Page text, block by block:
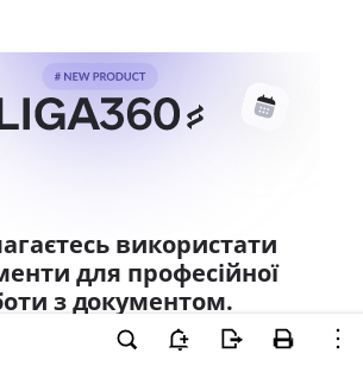
використати
для професійної
з документом.
доступні тільки користувачам
Залишайте заявку та отримайте